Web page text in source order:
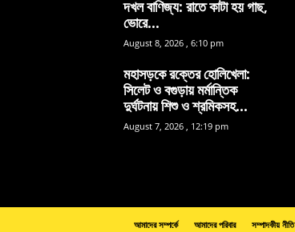
দখল বাণিজ্য: রাতে কাটা হয় গাছ,
ভোরে...
August 8, 2026 , 6:10 pm
মহাসড়কে রক্তের হোলিখেলা:
সিলেট ও বগুড়ায় মর্মান্তিক
দুর্ঘটনায় শিশু ও শ্রমিকসহ...
August 7, 2026 , 12:19 pm
আমাদের সম্পর্কে আমাদের পরিবার সম্পাদকীয় নীতি